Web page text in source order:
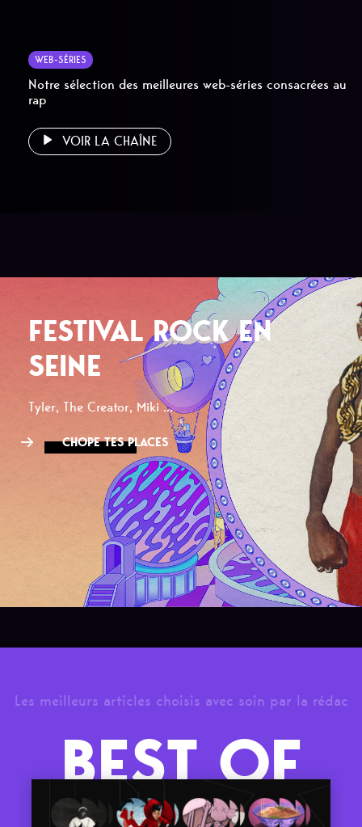
WEB-SÉRIES
Notre sélection des meilleures web-séries consacrées au
rap
VOIR LA CHAÎNE
FESTIVAL ROCK EN
SEINE
Tyler, The Creator, Miki ...
CHOPE TES PLACES
Les meilleurs articles choisis avec soin par la rédac
BEST OF